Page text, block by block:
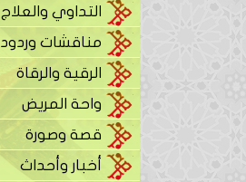
التداوي والعلاج
مناقشات وردود
الرقية والرقاة
واحة المريض
قصة وصورة
أخبار وأحداث